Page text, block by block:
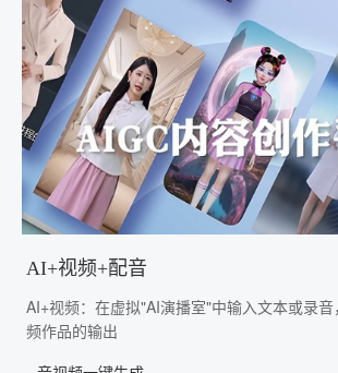
AI+视频+配音
AI+视频：在虚拟"AI演播室"中输入文本或录
频作品的输出